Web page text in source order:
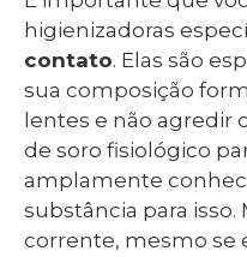
higienizadoras
contato. Elas são
sua composição
lentes e não agredir
de soro fisiológico
amplamente
substância para isso.
corrente, mesmo se